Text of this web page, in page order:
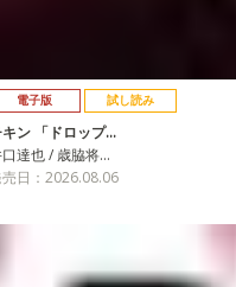
電子版 試し読み
ン 「ドロップ…
達也 / 歳脇将…
日：2026.08.06